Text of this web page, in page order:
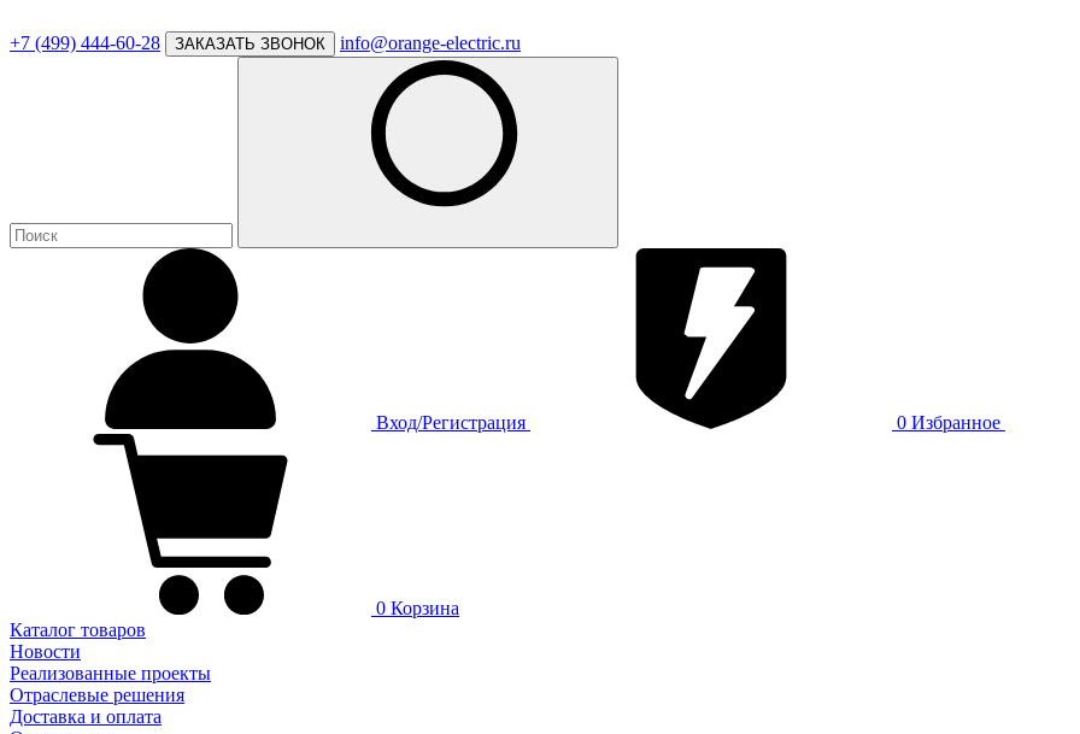
+7 (499) 444-60-28 ЗАКАЗАТЬ ЗВОНОК info@orange-electric.ru
Вход/Регистрация 0 Избранное
0 Корзина
Каталог товаров
Новости
Реализованные проекты
Отраслевые решения
Доставка и оплата